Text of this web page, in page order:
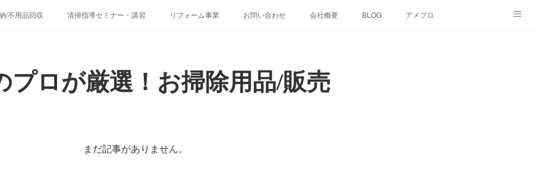
/不用品回収 清掃指導セミナー・講習 リフォーム事業 お問い合わせ 会社概要 BLOG アメブロ
プロが厳選！お掃除用品/販売
まだ記事がありません。